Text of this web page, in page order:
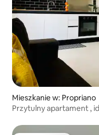
Mieszkanie w: Propriano
Przytulny apartament ,